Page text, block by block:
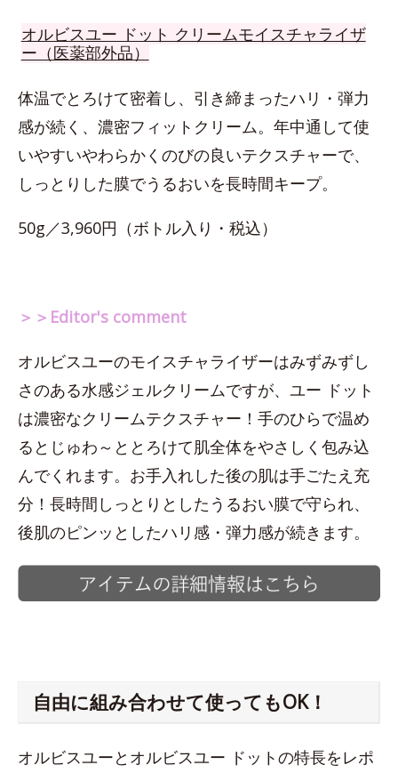
オルビスユー ドット クリームモイスチャライザ
ー（医薬部外品）
体温でとろけて密着し、引き締まったハリ・弾力
感が続く、濃密フィットクリーム。年中通して使
いやすいやわらかくのびの良いテクスチャーで、
しっとりした膜でうるおいを長時間キープ。
50g／3,960円（ボトル入り・税込）
＞＞Editor's comment
オルビスユーのモイスチャライザーはみずみずし
さのある水感ジェルクリームですが、ユー ドット
は濃密なクリームテクスチャー！手のひらで温め
るとじゅわ～ととろけて肌全体をやさしく包み込
んでくれます。お手入れした後の肌は手ごたえ充
分！長時間しっとりとしたうるおい膜で守られ、
後肌のピンッとしたハリ感・弾力感が続きます。
自由に組み合わせて使ってもOK！
オルビスユーとオルビスユー ドットの特長をレポ